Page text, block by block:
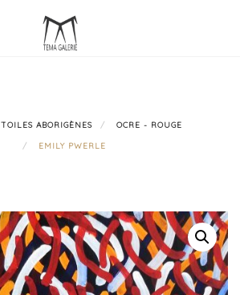
TOILES ABORIGÈNES
OCRE - ROUGE
EMILY PWERLE